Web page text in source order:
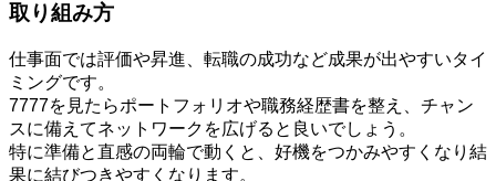
取り組み方
仕事面では評価や昇進、転職の成功など成果が出やすいタイ
ミングです。
7777を見たらポートフォリオや職務経歴書を整え、チャン
スに備えてネットワークを広げると良いでしょう。
特に準備と直感の両輪で動くと、好機をつかみやすくなり結
果に結びつきやすくなります。